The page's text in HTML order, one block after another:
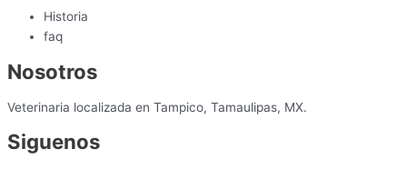
Historia
faq
Nosotros
Veterinaria localizada en Tampico, Tamaulipas, MX.
Siguenos